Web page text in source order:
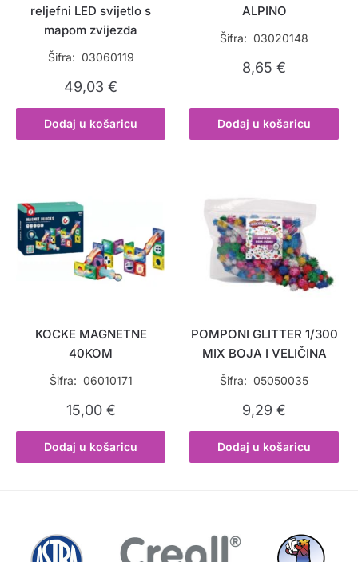
reljefni LED svijetlo s
mapom zvijezda
Šifra: 03060119
49,03€
Dodaj u košaricu
ALPINO
Šifra: 03020148
8,65€
Dodaj u košaricu
KOCKE MAGNETNE
40KOM
Šifra: 06010171
15,00 €
Dodaj u košaricu
POMPONI GLITTER 1/300
MIX BOJA I VELIČINA
Šifra: 05050035
9,29€
Dodaj u košaricu